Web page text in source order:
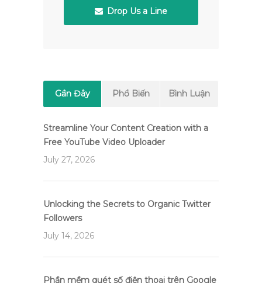
Drop Us a Line
Gần Đây Phổ Biến Bình Luận
Streamline Your Content Creation with a
Free YouTube Video Uploader
July 27, 2026
Unlocking the Secrets to Organic Twitter
Followers
July 14, 2026
Phần mềm quét số điện thoại trên Google